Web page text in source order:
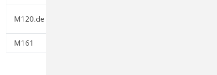
M120.de
M161